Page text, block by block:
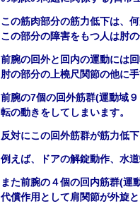
この筋肉部分の筋力低下は、
この部分の障害をもつ人は肘
前腕の回外と回内の運動には
肘の部分の上橈尺関節の他に
前腕の7個の回外筋群(運動域９
転の動きをしてしまいます。
反対にこの回外筋群が筋力低
例えば、ドアの解錠動作、水
また前腕の４個の回内筋群(運
代償作用として肩関節が外旋